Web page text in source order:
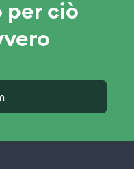
per ciò